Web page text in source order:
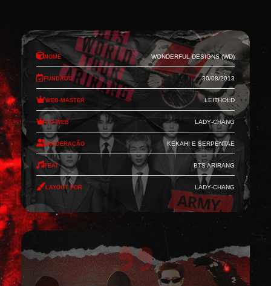
Nome Wonderful Designs (WD)
Fundado 30/08/2013
Web-Master Leithold
Co-Web Lady-Chang
Moderação Kekahi e Serpentae
Feat BTS Arirang
Layout por Lady-Chang